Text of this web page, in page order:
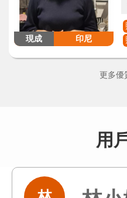
現成 印尼
更多優
用